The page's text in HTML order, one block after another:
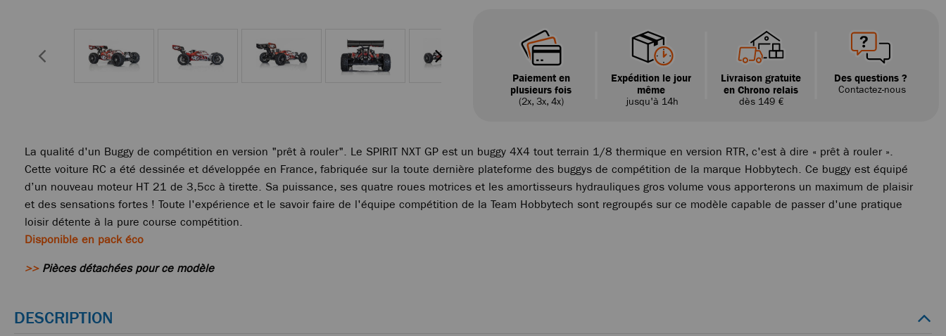
Paiement en
plusieurs fois
(2x, 3x, 4x)
Expédition le jour
même
jusqu'à 14h
Livraison gratuite
en Chrono relais
dès 149 €
Des questions ?
Contactez-nous
La qualité d'un Buggy de compétition en version "prêt à rouler". Le SPIRIT NXT GP est un buggy 4X4 tout terrain 1/8 thermique en version RTR, c'est à dire « prêt à rouler ».
Cette voiture RC a été dessinée et développée en France, fabriquée sur la toute dernière plateforme des buggys de compétition de la marque Hobbytech. Ce buggy est équipé
d’un nouveau moteur HT 21 de 3,5cc à tirette. Sa puissance, ses quatre roues motrices et les amortisseurs hydrauliques gros volume vous apporterons un maximum de plaisir
et des sensations fortes ! Toute l'expérience et le savoir faire de l'équipe compétition de la Team Hobbytech sont regroupés sur ce modèle capable de passer d'une pratique
loisir détente à la pure course compétition.
Disponible en pack éco
>> Pièces détachées pour ce modèle
DESCRIPTION